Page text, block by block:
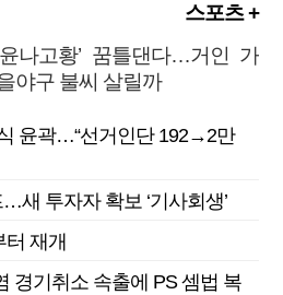
스포츠 +
윤나고황’ 꿈틀댄다…거인 가
야구 불씨 살릴까
윤곽…“선거인단 192→2만
새 투자자 확보 ‘기사회생’
재개
경기취소 속출에 PS 셈법 복